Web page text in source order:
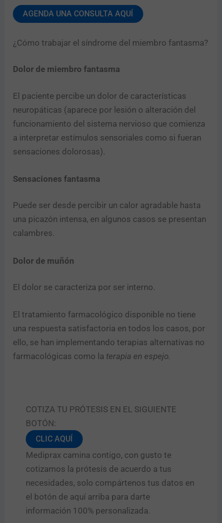
AGENDA UNA CONSULTA AQUÍ
¿Cómo trabajar el síndrome del miembro fantasma?
Dolor de miembro fantasma
El paciente percibe un dolor de características
neuropáticas (aparece por lesión o alteración del
funcionamiento del sistema nervioso que comienza
a interpretar estímulos sensoriales como si fueran
sensaciones dolorosas).
Sensaciones fantasma
Puede ser desde percibir un calor agradable hasta
una picazón intensa, en algunos casos se presentan
calambres.
Dolor de muñón
El dolor se caracteriza por ser interno.
El tratamiento farmacológico disponible no tiene
una respuesta satisfactoria en todos los casos, por
ello, se han implementando terapias alternativas no
farmacológicas como la terapia en espejo.
COTIZA TU PRÓTESIS EN EL SIGUIENTE
BOTÓN:
CLIC AQUÍ
Mediprax camina contigo, con gusto te
cotizamos la prótesis de acuerdo a tus
necesidades, solo compártenos tus datos en
el botón de aquí arriba para darte
información 100% personalizada.